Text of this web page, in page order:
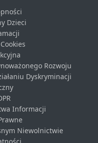
Dzieci
Rozwoju
Dyskryminacji
Informacji
Niewolnictwie